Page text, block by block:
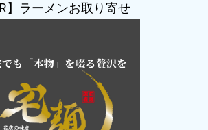
】ラーメンお取り寄せ